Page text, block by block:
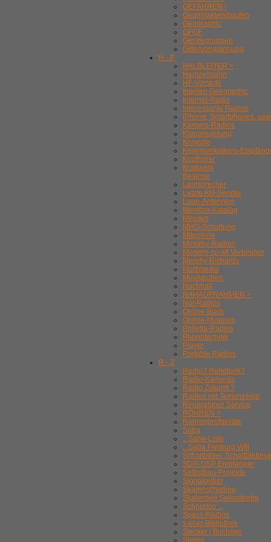
GEFAHREN !
Gegentaktendstufen
Geographic
GFGF
Gerätegruppen
Gittervorspannung
H - P
HALBLEITER >
Heinzelmann
HF-Vorstufe
Ingelen Geographic
Internet-Radio
Interessante Radios
iPhone, Smartphones,
Kamera-Radios
Klangregelung
Knoepfe
Kommunikations-
Kopfhörer
Kraftwerk
Belamie
Lautsprecher
Letzte AM-Sender
Loop-Antennen
Membra-Katalog
Messen
MHG-Schaltung
Mikrofone
Miniatur-Radios
Modern-zu-alt Verbinden
Morphy Richards
Multimedia
Musiktruhen
Nachhall
NAHAUFNAHMEN >
Not-Radios
Online-Buch
Online-Museum
Philetta-Radios
Phonotechnik
Player
Portable Radios
R - Z
Radio? Rundfunk?
Radio-Kameras
Radio Zukunft ?
Radios mit Textanzeige
Reparaturen Service
RÖHREN >
Röhrenprüfgeräte
Saba
.. Saba-Liste
.. Saba Freiburg WIII
Schaltbilder,
SDR-DSP Empfänger
Selbstbau-Projekte
Signalgeber
Skalenscheiben
Skalenseil Seilantriebe
Schnurlos ...
Spass-Radios
s-plan Bibliothek
Stecker / Buchsen
Stereo